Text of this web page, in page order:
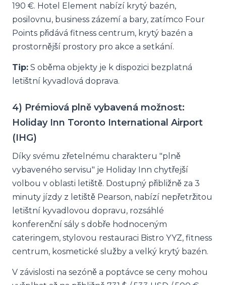
190 €. Hotel Element nabízí krytý bazén,
posilovnu, business zázemí a bary, zatímco Four
Points přidává fitness centrum, krytý bazén a
prostornější prostory pro akce a setkání.
Tip: S oběma objekty je k dispozici bezplatná
letištní kyvadlová doprava.
4) Prémiová plně vybavená možnost:
Holiday Inn Toronto International Airport
(IHG)
Díky svému zřetelnému charakteru "plně
vybaveného servisu" je Holiday Inn chytřejší
volbou v oblasti letiště. Dostupný přibližně za 3
minuty jízdy z letiště Pearson, nabízí nepřetržitou
letištní kyvadlovou dopravu, rozsáhlé
konferenční sály s dobře hodnoceným
cateringem, stylovou restauraci Bistro YYZ, fitness
centrum, kosmetické služby a velký krytý bazén.
V závislosti na sezóně a poptávce se ceny mohou